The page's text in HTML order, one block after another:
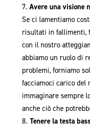
Avere una visione
Se ci lamentiamo
risultati in fallimenti,
con il nostro
abbiamo un ruolo di
problemi, forniamo
facciamoci carico del
immaginare sempre
anche ciò che
Tenere la testa